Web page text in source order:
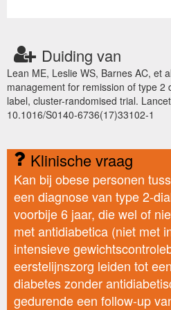
Duiding van
Lean ME, Leslie WS, Barnes AC, et
management for remission of type 2
label, cluster-randomised trial.
10.1016/S0140-6736(17)33102-1
Klinische vraag
Kan bij obese personen
een diagnose van type 2-
voorbije 6 jaar, die wel of
met antidiabetica (niet met
intensieve
eerstelijnszorg leiden tot
diabetes zonder
gedurende een follow-up